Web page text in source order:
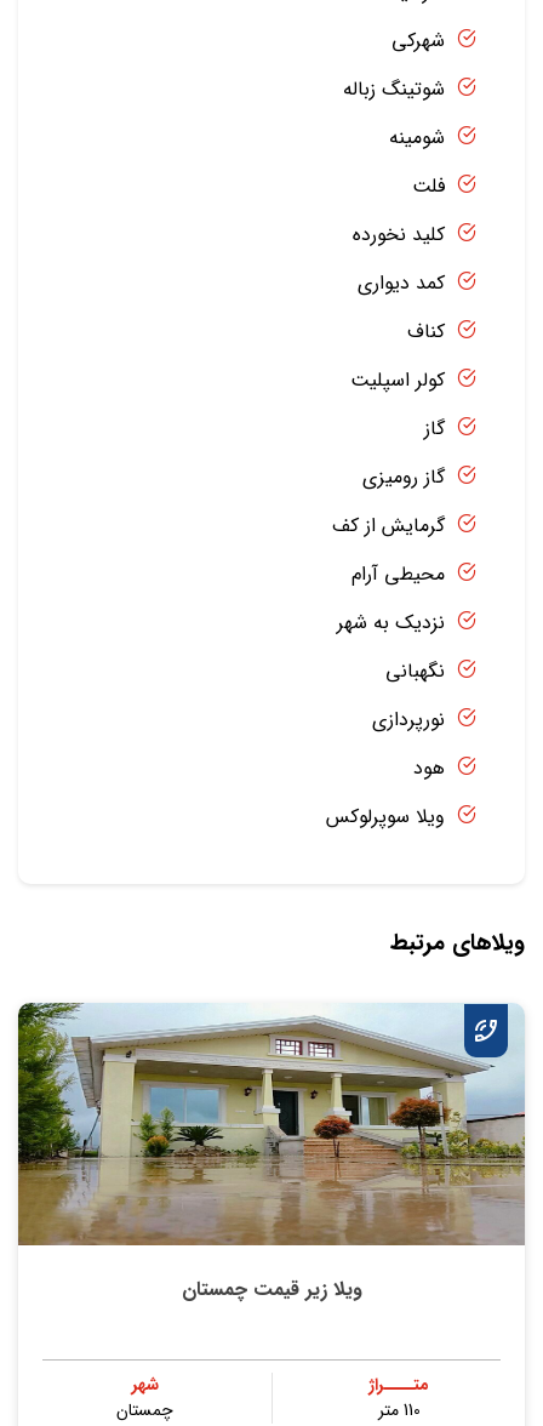
شهرکی
شوتینگ زباله
شومینه
فلت
کلید نخورده
کمد دیواری
کناف
کولر اسپلیت
گاز
گاز رومیزی
گرمایش از کف
محیطی آرام
نزدیک به شهر
نگهبانی
نورپردازی
هود
ویلا سوپرلوکس
ویلاهای مرتبط
ویلا زیر قیمت چمستان
متــــراژ
110 متر
شهر
چمستان